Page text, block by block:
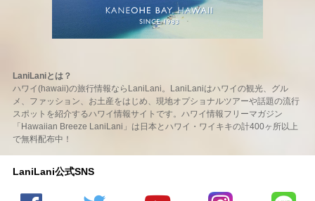
LaniLaniとは？
ハワイ(hawaii)の旅行情報ならLaniLani。LaniLaniはハワイの観光、グル
メ、ファッション、お土産をはじめ、現地オプショナルツアーや話題の流行
スポットを紹介するハワイ情報サイトです。ハワイ情報フリーマガジン
「Hawaiian Breeze LaniLani」は日本とハワイ・ワイキキの計400ヶ所以上
で無料配布中！
LaniLani公式SNS